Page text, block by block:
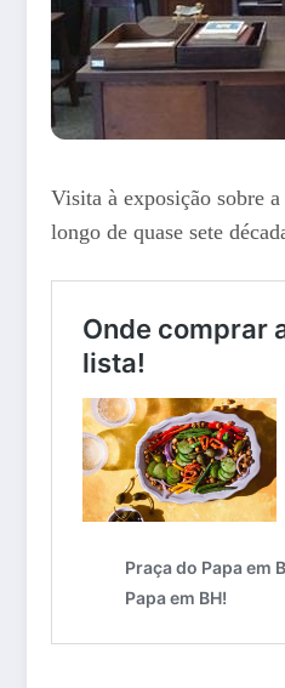
Visita à exposição sobre
longo de quase sete